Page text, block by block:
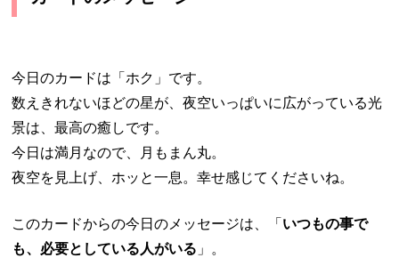
今日のカードは「ホク」です。
数えきれないほどの星が、夜空いっぱいに広がっている光
景は、最高の癒しです。
今日は満月なので、月もまん丸。
夜空を見上げ、ホッと一息。幸せ感じてくださいね。
このカードからの今日のメッセージは、「 いつもの事で
も、必要としている人がいる 」。